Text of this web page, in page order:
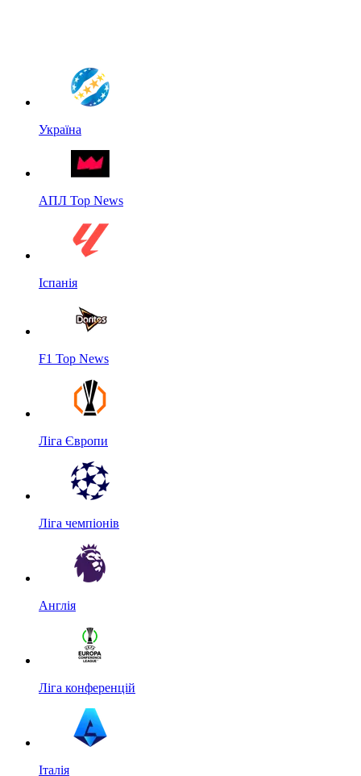
Україна
АПЛ Top News
Іспанія
F1 Top News
Ліга Європи
Ліга чемпіонів
Англія
Ліга конференцій
Італія